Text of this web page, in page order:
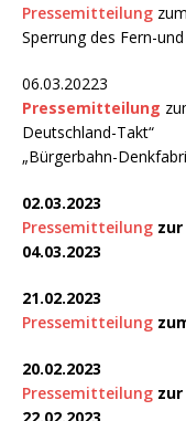
Pressemitteilung
Sperrung des Fern-
06.03.20223
Pressemitteilung
Deutschland-Takt“
„Bürgerbahn-
02.03.2023
Pressemitteilung
04.03.2023
21.02.2023
Pressemitteilung
20.02.2023
Pressemitteilung